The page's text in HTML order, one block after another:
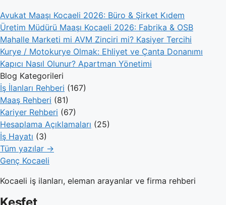
Avukat Maaşı Kocaeli 2026: Büro & Şirket Kıdem
Üretim Müdürü Maaşı Kocaeli 2026: Fabrika & OSB
Mahalle Marketi mi AVM Zinciri mi? Kasiyer Tercihi
Kurye / Motokurye Olmak: Ehliyet ve Çanta Donanımı
Kapıcı Nasıl Olunur? Apartman Yönetimi
Blog Kategorileri
İş İlanları Rehberi (167)
Maaş Rehberi (81)
Kariyer Rehberi (67)
Hesaplama Açıklamaları (25)
İş Hayatı (3)
Tüm yazılar →
Genç Kocaeli
Kocaeli iş ilanları, eleman arayanlar ve firma rehberi